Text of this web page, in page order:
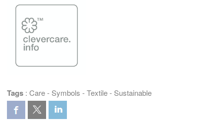
Tags : Care- Symbols -Textile- Sustainable